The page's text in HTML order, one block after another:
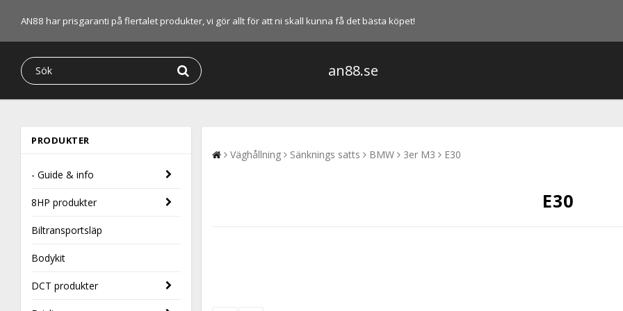
AN88 har prisgaranti på flertalet produkter, vi gör allt för att ni skall kunna få det bästa köpet!
an88.se
PRODUKTER
- Guide & info
8HP produkter
Biltransportsläp
Bodykit
DCT produkter
Väghållning Sänknings satts BMW 3er M3 E30
E30